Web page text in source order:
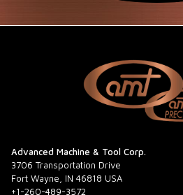
Advanced Machine & Tool Corp.
3706 Transportation Drive
Fort Wayne, IN 46818 USA
+1-260-489-3572